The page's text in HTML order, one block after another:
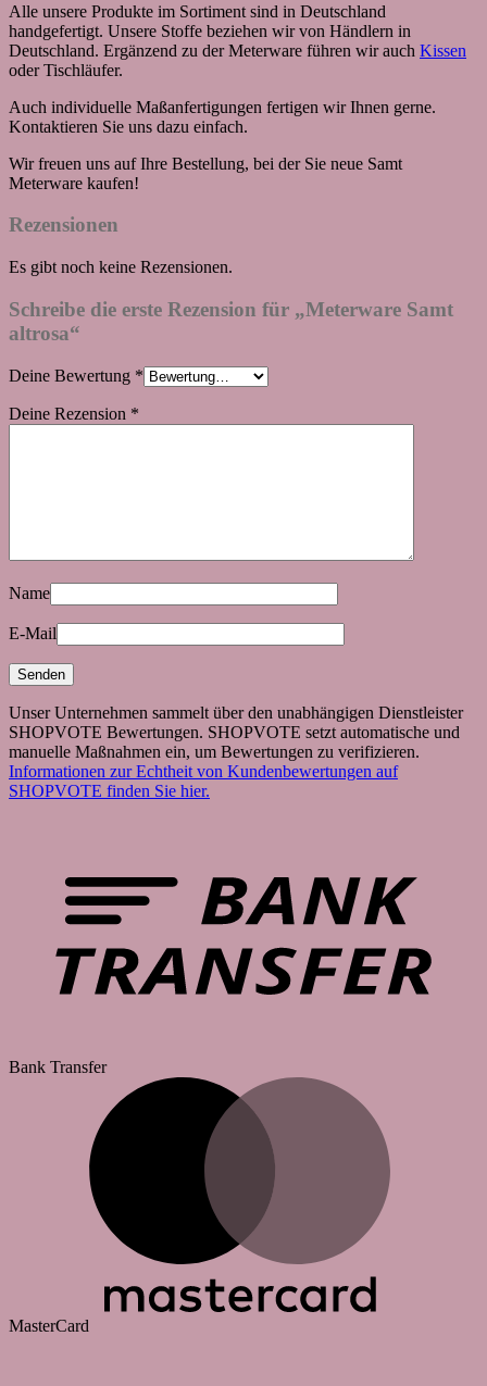
Alle unsere Produkte im Sortiment sind in Deutschland
handgefertigt. Unsere Stoffe beziehen wir von Händlern in
Deutschland. Ergänzend zu der Meterware führen wir auch Kissen
oder Tischläufer.
Auch individuelle Maßanfertigungen fertigen wir Ihnen gerne.
Kontaktieren Sie uns dazu einfach.
Wir freuen uns auf Ihre Bestellung, bei der Sie neue Samt
Meterware kaufen!
Rezensionen
Es gibt noch keine Rezensionen.
Schreibe die erste Rezension für „Meterware Samt
altrosa“
Deine Bewertung *
Deine Rezension *
Name
E-Mail
Unser Unternehmen sammelt über den unabhängigen Dienstleister
SHOPVOTE Bewertungen. SHOPVOTE setzt automatische und
manuelle Maßnahmen ein, um Bewertungen zu verifizieren.
Informationen zur Echtheit von Kundenbewertungen auf
SHOPVOTE finden Sie hier.
Bank Transfer
MasterCard